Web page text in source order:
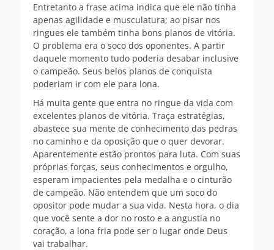
Entretanto a frase acima indica que ele não tinha
apenas agilidade e musculatura; ao pisar nos
ringues ele também tinha bons planos de vitória.
O problema era o soco dos oponentes. A partir
daquele momento tudo poderia desabar inclusive
o campeão. Seus belos planos de conquista
poderiam ir com ele para lona.
Há muita gente que entra no ringue da vida com
excelentes planos de vitória. Traça estratégias,
abastece sua mente de conhecimento das pedras
no caminho e da oposição que o quer devorar.
Aparentemente estão prontos para luta. Com suas
próprias forças, seus conhecimentos e orgulho,
esperam impacientes pela medalha e o cinturão
de campeão. Não entendem que um soco do
opositor pode mudar a sua vida. Nesta hora, o dia
que você sente a dor no rosto e a angustia no
coração, a lona fria pode ser o lugar onde Deus
vai trabalhar.